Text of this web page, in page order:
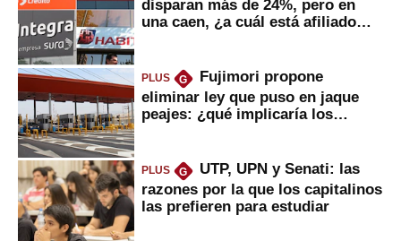
disparan más de 24%, pero en
una caen, ¿a cuál está afiliado
PLUS G
Fujimori propone
eliminar ley que puso en jaque
peajes: ¿qué implicaría los
PLUS G
UTP, UPN y Senati: las
razones por la que los capitalinos
las prefieren para estudiar